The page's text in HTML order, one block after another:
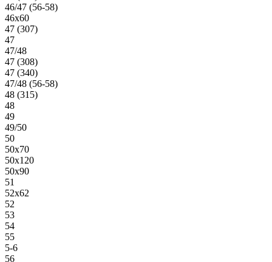
46/47 (56-58)
46х60
47 (307)
47
47/48
47 (308)
47 (340)
47/48 (56-58)
48 (315)
48
49
49/50
50
50х70
50х120
50х90
51
52х62
52
53
54
55
5-6
56